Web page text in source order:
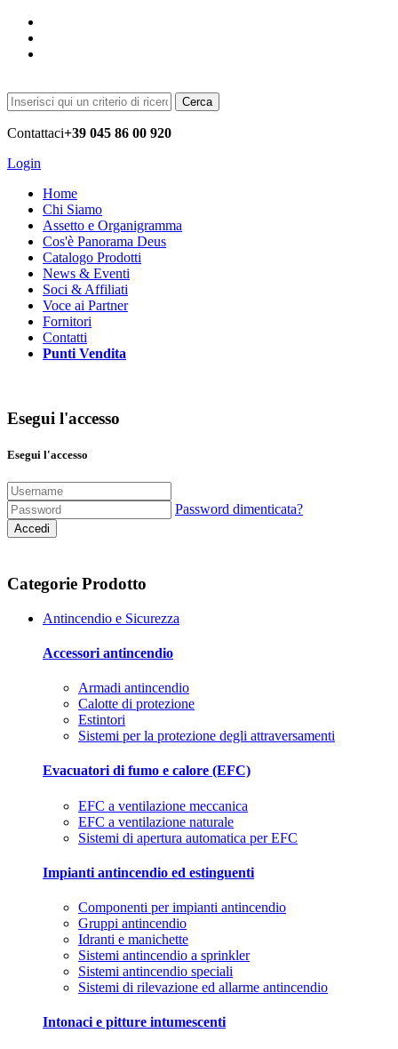
Cerca
Contattaci+39 045 86 00 920
Login
Home
Chi Siamo
Assetto e Organigramma
Cos'è Panorama Deus
Catalogo Prodotti
News & Eventi
Soci & Affiliati
Voce ai Partner
Fornitori
Contatti
Punti Vendita
Esegui l'accesso
Esegui l'accesso
Password dimenticata?
Accedi
Categorie Prodotto
Antincendio e Sicurezza
Accessori antincendio
Armadi antincendio
Calotte di protezione
Estintori
Sistemi per la protezione degli attraversamenti
Evacuatori di fumo e calore (EFC)
EFC a ventilazione meccanica
EFC a ventilazione naturale
Sistemi di apertura automatica per EFC
Impianti antincendio ed estinguenti
Componenti per impianti antincendio
Gruppi antincendio
Idranti e manichette
Sistemi antincendio a sprinkler
Sistemi antincendio speciali
Sistemi di rilevazione ed allarme antincendio
Intonaci e pitture intumescenti